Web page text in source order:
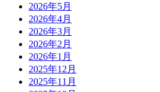
2026年5月
2026年4月
2026年3月
2026年2月
2026年1月
2025年12月
2025年11月